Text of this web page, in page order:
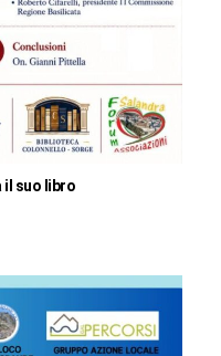
il suo libro